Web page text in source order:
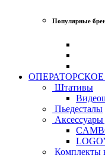
Популярные
Штативы
Пьедесталы
Аксессуары
Комплекты